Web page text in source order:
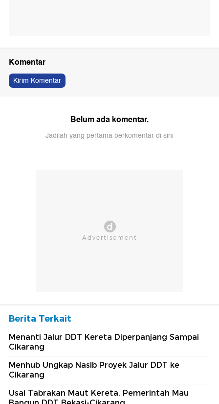
Komentar
Kirim Komentar
Belum ada komentar.
Jadilah yang pertama berkomentar di sini
Berita Terkait
Menanti Jalur DDT Kereta Diperpanjang Sampai
Cikarang
Menhub Ungkap Nasib Proyek Jalur DDT ke
Cikarang
Usai Tabrakan Maut Kereta, Pemerintah Mau